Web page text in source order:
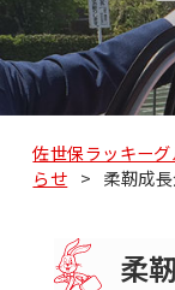
佐世保ラッキーグ
らせ > 柔靭成長
柔